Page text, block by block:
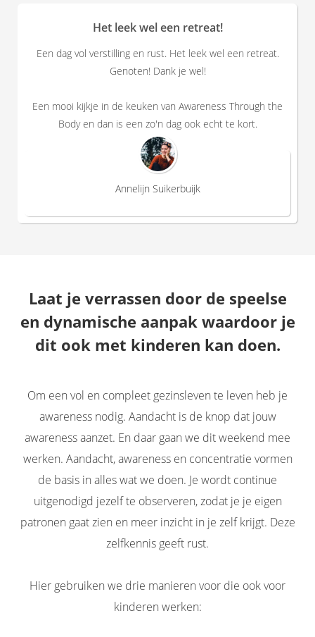
Het leek wel een retreat!
Een dag vol verstilling en rust. Het leek wel een retreat.
Genoten! Dank je wel!
Een mooi kijkje in de keuken van Awareness Through the
Body en dan is een zo'n dag ook echt te kort.
Annelijn Suikerbuijk
Laat je verrassen door de speelse
en dynamische aanpak waardoor je
dit ook met kinderen kan doen.
Om een vol en compleet gezinsleven te leven heb je
awareness nodig. Aandacht is de knop dat jouw
awareness aanzet. En daar gaan we dit weekend mee
werken. Aandacht, awareness en concentratie vormen
de basis in alles wat we doen. Je wordt continue
uitgenodigd jezelf te observeren, zodat je je eigen
patronen gaat zien en meer inzicht in je zelf krijgt. Deze
zelfkennis geeft rust.
Hier gebruiken we drie manieren voor die ook voor
kinderen werken: